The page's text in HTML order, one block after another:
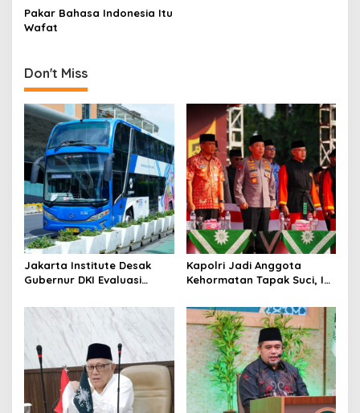
g
a
i
o
n
Pakar Bahasa Indonesia Itu
Wafat
Don't Miss
Jakarta Institute Desak
Gubernur DKI Evaluasi
Penumpang Diturunkan
Kapolri Jadi Anggota
Kehormatan Tapak Suci, Ini